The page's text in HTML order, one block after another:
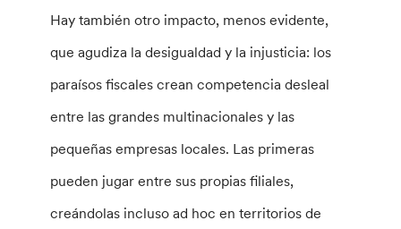
Hay también otro impacto, menos evidente,
que agudiza la desigualdad y la injusticia: los
paraísos fiscales crean competencia desleal
entre las grandes multinacionales y las
pequeñas empresas locales. Las primeras
pueden jugar entre sus propias filiales,
creándolas incluso ad hoc en territorios de